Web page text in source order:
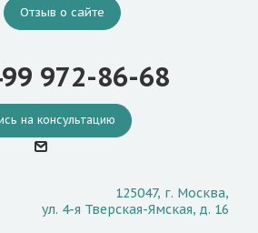
Отзыв о сайте
972-86-68
на консультацию
125047, г. Москва,
ул. 4-я Тверская-Ямская, д. 16